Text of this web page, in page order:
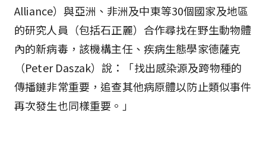
Alliance）與亞洲、非洲及中東等30個國家及地區
的研究人員（包括石正麗）合作尋找在野生動物體
內的新病毒，該機構主任、疾病生態學家德薩克
（Peter Daszak）說：「找出感染源及跨物種的
傳播鏈非常重要，追查其他病原體以防止類似事件
再次發生也同樣重要。」